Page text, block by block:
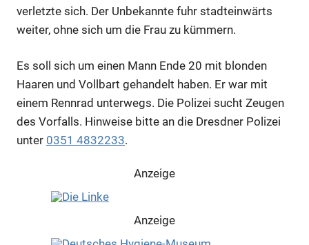
verletzte sich. Der Unbekannte fuhr stadteinwärts
weiter, ohne sich um die Frau zu kümmern.
Es soll sich um einen Mann Ende 20 mit blonden
Haaren und Vollbart gehandelt haben. Er war mit
einem Rennrad unterwegs. Die Polizei sucht Zeugen
des Vorfalls. Hinweise bitte an die Dresdner Polizei
unter 0351 4832233.
Anzeige
Anzeige